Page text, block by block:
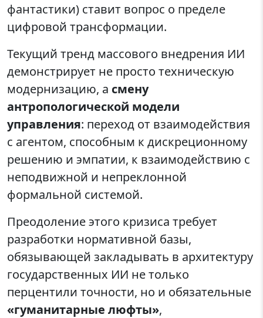
фантастики) ставит вопрос о пределе
цифровой трансформации.
Текущий тренд массового внедрения ИИ
демонстрирует не просто техническую
модернизацию, а смену
антропологической модели
управления: переход от взаимодействия
с агентом, способным к дискреционному
решению и эмпатии, к взаимодействию с
неподвижной и непреклонной
формальной системой.
Преодоление этого кризиса требует
разработки нормативной базы,
обязывающей закладывать в архитектуру
государственных ИИ не только
перцентили точности, но и обязательные
«гуманитарные люфты»,